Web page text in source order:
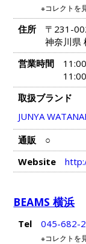
※コレクトを
住所
〒231-
神奈川県
営業時間
取扱ブランド
JUNYA
通販
○
Website
BEAMS 横浜
Tel 045-682-
※コレクトを